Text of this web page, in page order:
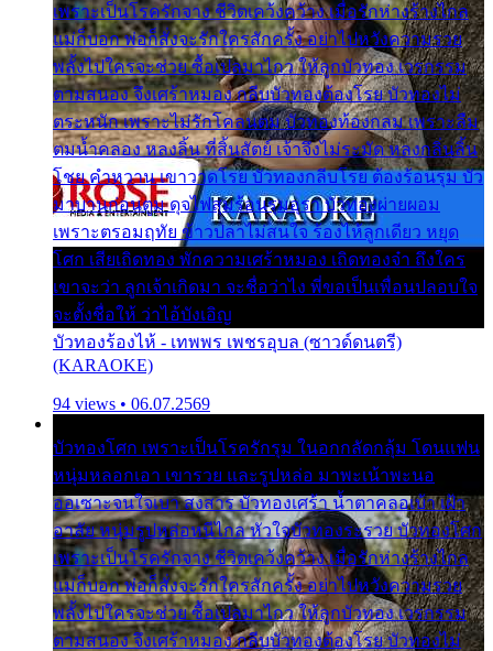
เพราะเป็นโรครักจาง ชีวิตเคว้งคว้าง เมื่อรักห่างร้างไกล
แม่ก็บอก พ่อก็สั่งจะรักใครสักครั้ง อย่าไปหวังความรวย
พลั้งไปใครจะช่วย ซื้อเปลมาไกว ให้ลูกบัวทอง เวรกรรม
ตามสนอง จึงเศร้าหมอง กลีบบัวทองต้องโรย บัวทองไม่
ตระหนัก เพราะไม่รักโคลนตม บัวทองท้องกลม เพราะลืม
ตมน้ำคลอง หลงลิ้น ที่สิ้นสัตย์ เจ้าจึงไม่ระมัด หลงกลิ่นลิ้น
โชย คำหวาน เขาวาดโรย บัวทองกลีบโรย ต้องร้อนรุม บัว
มาบานก่อนตูม ดุจไฟสุมร้อนรุมอุรา บัวทองผ่ายผอม
เพราะตรอมฤทัย ข้าวปลาไม่สนใจ ร้องไห้ลูกเดียว หยุด
โศก เสียเถิดทอง พักความเศร้าหมอง เถิดทองจ๋า ถึงใคร
เขาจะว่า ลูกเจ้าเกิดมา จะชื่อว่าไง พี่ขอเป็นเพื่อนปลอบใจ
จะตั้งชื่อให้ ว่าไอ้บังเอิญ
บัวทองร้องไห้ - เทพพร เพชรอุบล (ซาวด์ดนตรี)
(KARAOKE)
94 views • 06.07.2569
บัวทองโศก เพราะเป็นโรครักรุม ในอกกลัดกลุ้ม โดนแฟน
หนุ่มหลอกเอา เขารวย และรูปหล่อ มาพะเน้าพะนอ
ออเซาะจนใจเบา สงสาร บัวทองเศร้า น้ำตาคลอเบ้า เฝ้า
อาลัย หนุ่มรูปหล่อหนีไกล หัวใจบัวทองระรวย บัวทองโศก
เพราะเป็นโรครักจาง ชีวิตเคว้งคว้าง เมื่อรักห่างร้างไกล
แม่ก็บอก พ่อก็สั่งจะรักใครสักครั้ง อย่าไปหวังความรวย
พลั้งไปใครจะช่วย ซื้อเปลมาไกว ให้ลูกบัวทอง เวรกรรม
ตามสนอง จึงเศร้าหมอง กลีบบัวทองต้องโรย บัวทองไม่